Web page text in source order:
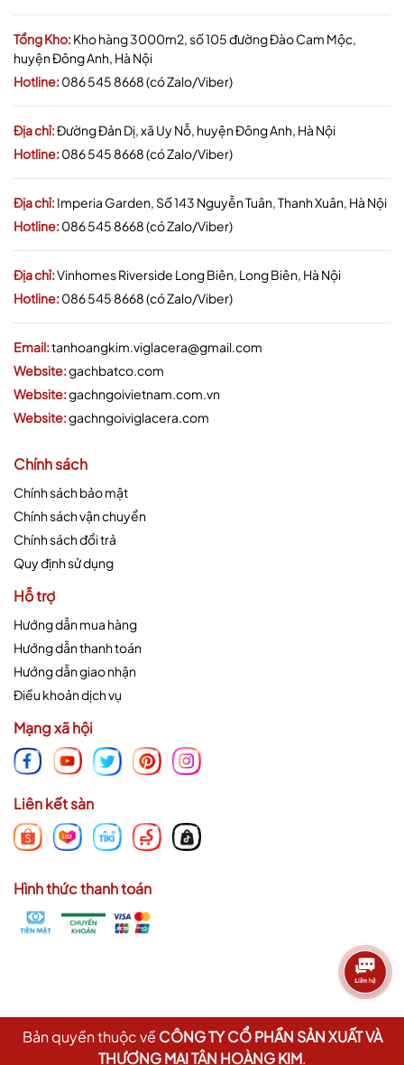
Tổng Kho:Kho hàng 3000m2, số 105 đường Đào Cam Mộc,
huyện Đông Anh, Hà Nội
Hotline:086 545 8668 (có Zalo/Viber)
Địa chỉ:Đường Đản Dị, xã Uy Nỗ, huyện Đông Anh, Hà Nội
Hotline:086 545 8668 (có Zalo/Viber)
Địa chỉ:Imperia Garden, Số 143 Nguyễn Tuân, Thanh Xuân, Hà Nội
Hotline:086 545 8668 (có Zalo/Viber)
Địa chỉ:Vinhomes Riverside Long Biên, Long Biên, Hà Nội
Hotline:086 545 8668 (có Zalo/Viber)
Email:tanhoangkim.viglacera@gmail.com
Website:gachbatco.com
Website:gachngoivietnam.com.vn
Website:gachngoiviglacera.com
Chính sách
Chính sách bảo mật
Chính sách vận chuyển
Chính sách đổi trả
Quy định sử dụng
Hỗ trợ
Hướng dẫn mua hàng
Hướng dẫn thanh toán
Hướng dẫn giao nhận
Điều khoản dịch vụ
Mạng xã hội
Liên kết sàn
Hình thức thanh toán
Bản quyền thuộc về CÔNG TY CỔ PHẦN SẢN XUẤT VÀ
THƯƠNG MẠI TÂN HOÀNG KIM.